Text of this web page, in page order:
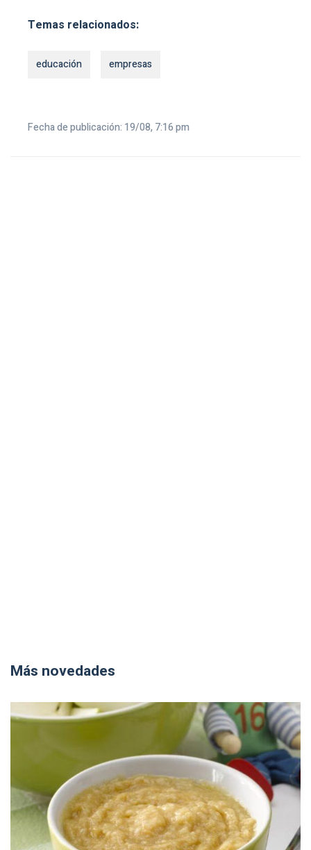
Temas relacionados:
educación empresas
Fecha de publicación: 19/08, 7:16 pm
Más novedades